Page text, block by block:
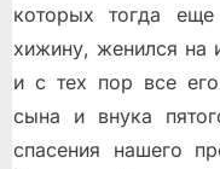
которых тогда
хижину, женился на
и с тех пор все
сына и внука
спасения нашего